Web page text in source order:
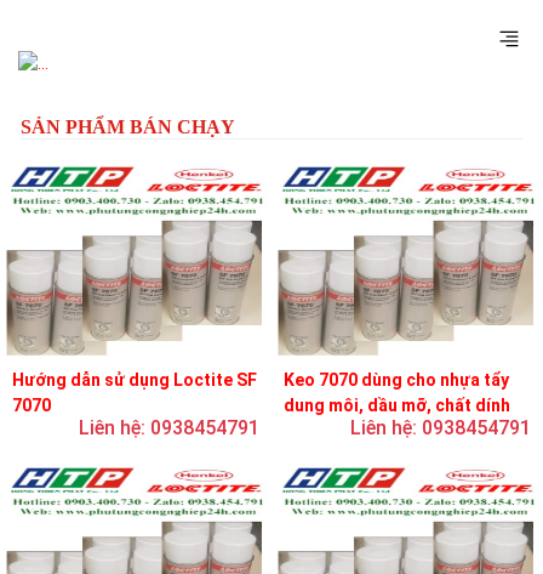
SẢN PHẨM BÁN CHẠY
Hướng dẫn sử dụng Loctite SF
7070
Liên hệ: 0938454791
Keo 7070 dùng cho nhựa tẩy
dung môi, dầu mỡ, chất dính
và chất bôi trơnLiên hệ: 0938454791